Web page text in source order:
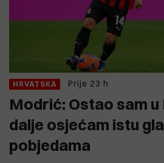
HRVATSKA Prije 23 h
Modrić: Ostao sam u
dalje osjećam istu
pobjedama